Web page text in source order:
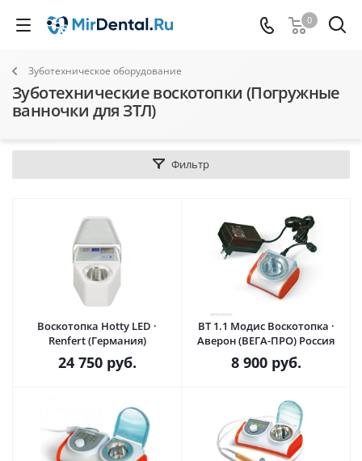
0
Зуботехническое оборудование
Зуботехнические воскотопки (Погружные
ванночки для ЗТЛ)
Фильтр
Воскотопка Hotty LED ·
Renfert (Германия)
24 750руб.
ВТ 1.1 Модис Воскотопка ·
Аверон (ВЕГА-ПРО) Россия
8 900руб.